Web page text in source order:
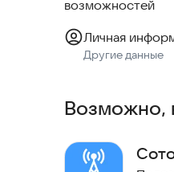
возможностей
Личная
Другие данные
Возможно,